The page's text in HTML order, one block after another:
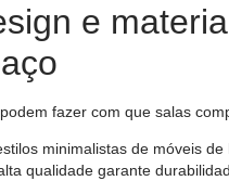
e
fazer com que salas
minimalistas de móveis
qualidade garante